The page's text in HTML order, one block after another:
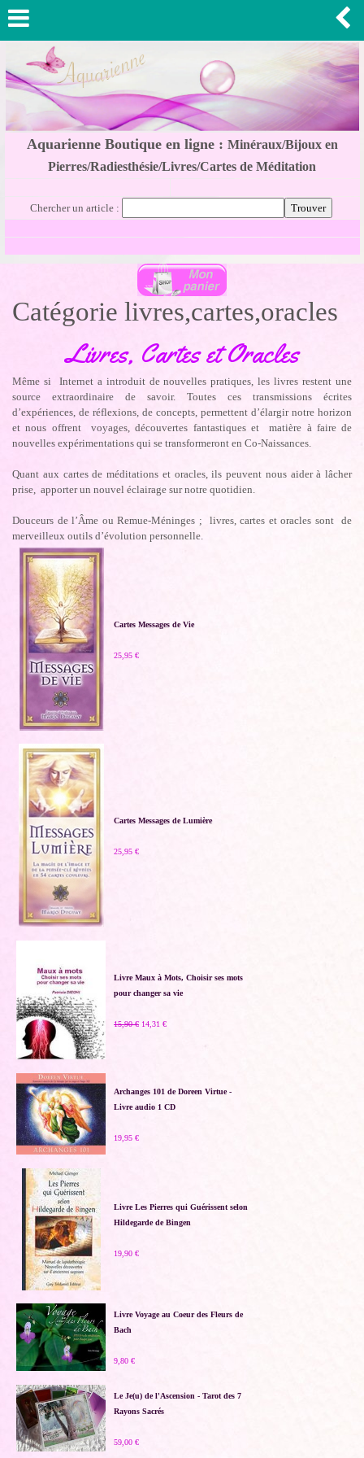
Aquarienne Boutique en ligne : Minéraux/Bijoux en
Pierres/Radiesthésie/Livres/Cartes de Méditation
Chercher un article :
Catégorie livres,cartes,oracles
Livres, Cartes et Oracles
Même si Internet a introduit de nouvelles pratiques, les livres restent une
source extraordinaire de savoir. Toutes ces transmissions écrites
d’expériences, de réflexions, de concepts, permettent d’élargir notre horizon
et nous offrent voyages, découvertes fantastiques et matière à faire de
nouvelles expérimentations qui se transformeront en Co-Naissances.
Quant aux cartes de méditations et oracles, ils peuvent nous aider à lâcher
prise, apporter un nouvel éclairage sur notre quotidien.
Douceurs de l’Âme ou Remue-Méninges ; livres, cartes et oracles sont de
merveilleux outils d’évolution personnelle.
Cartes Messages de Vie
25,95 €
Cartes Messages de Lumière
25,95 €
Livre Maux à Mots, Choisir ses mots
pour changer sa vie
15,90 € 14,31 €
Archanges 101 de Doreen Virtue -
Livre audio 1 CD
19,95 €
Livre Les Pierres qui Guérissent selon
Hildegarde de Bingen
19,90 €
Livre Voyage au Coeur des Fleurs de
Bach
9,80 €
Le Je(u) de l'Ascension - Tarot des 7
Rayons Sacrés
59,00 €